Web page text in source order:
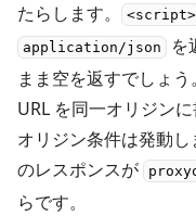
たらします。
<script>
application/json
を
まま空を返すでしょ
URL を同一オリジン
オリジン条件は発動
のレスポンスが
らです。